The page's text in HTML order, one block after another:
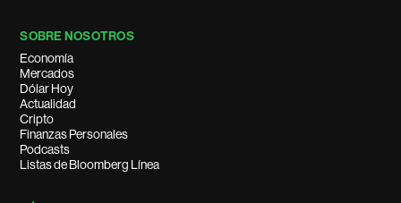
SOBRE NOSOTROS
Economía
Mercados
Dólar Hoy
Actualidad
Cripto
Finanzas Personales
Podcasts
Listas de Bloomberg Línea